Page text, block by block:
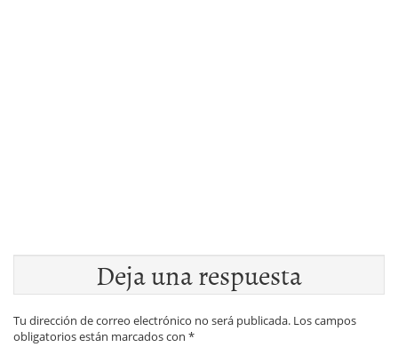
Deja una respuesta
Tu dirección de correo electrónico no será publicada. Los campos
obligatorios están marcados con *